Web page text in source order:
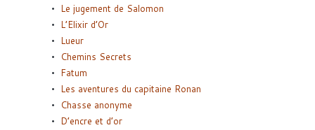
Le jugement de Salomon
L’Elixir d’Or
Lueur
Chemins Secrets
Fatum
Les aventures du capitaine Ronan
Chasse anonyme
D’encre et d’or